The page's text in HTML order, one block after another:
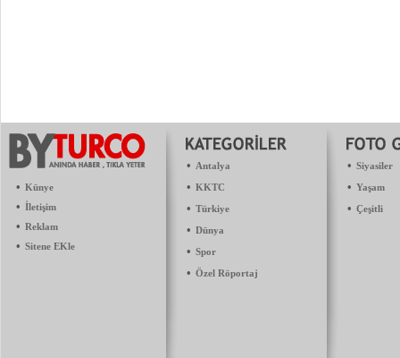
• Künye
• İletişim
• Reklam
• Sitene EKle
• Antalya
• KKTC
• Türkiye
• Dünya
• Spor
• Özel Röportaj
• Siyasiler
• Yaşam
• Çeşitli